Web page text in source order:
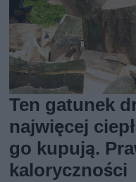
Ten gatunek
najwięcej
go kupują.
kaloryczności